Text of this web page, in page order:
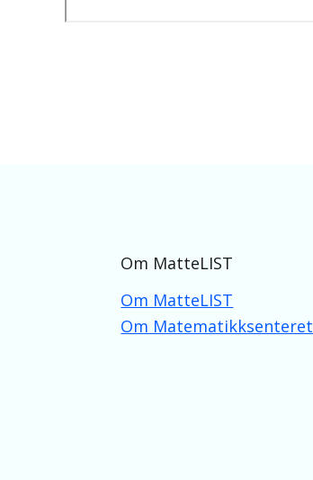
Om MatteLIST
Om MatteLIST
Om Matematikksenteret